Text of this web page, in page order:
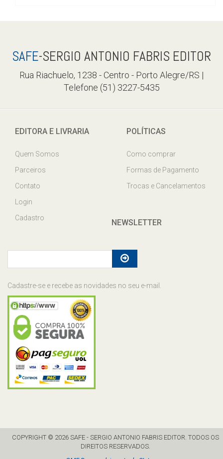
SAFE-SERGIO ANTONIO FABRIS EDITOR
Rua Riachuelo, 1238 - Centro - Porto Alegre/RS |
Telefone (51) 3227-5435
EDITORA E LIVRARIA
Quem Somos
Parceiros
Contato
Login
Cadastro
POLÍTICAS
Como comprar
Formas de Pagamento
Trocas e Cancelamentos
NEWSLETTER
Cadastre-se e recebe as novidades no seu e-mail.
COPYRIGHT © 2026 SAFE - SERGIO ANTONIO FABRIS EDITOR. TODOS OS
DIREITOS RESERVADOS.